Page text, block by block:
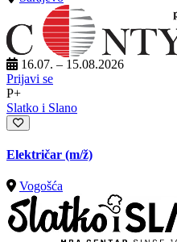
16.07. – 15.08.2026
Prijavi se
P+
Slatko i Slano
Električar (m/ž)
Vogošća